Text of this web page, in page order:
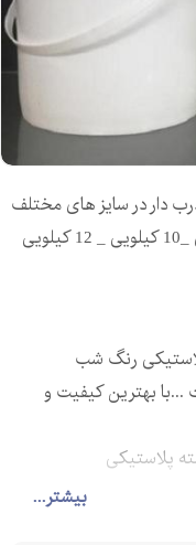
بیشتر...
دار در سایز های مختلف
شامل سطل پلاستیکی ،6کیلویی ،4 کیلویی _10 کیلویی _ 12 کیلویی
رنگ شب
بهترین کیفیت و
پلاستیکی
و نسبت به سفارش